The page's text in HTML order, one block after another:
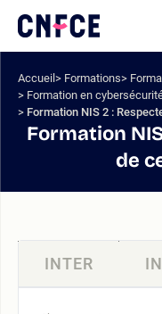
contenu
menu
Logo
site
Accueil Formations
Formation en
Formation NIS 2 :
Formation
de
INTER